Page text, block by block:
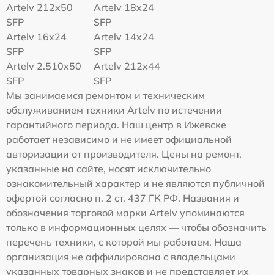
Artelv 212x50
SFP
Artelv 18x24
SFP
Artelv 16x24
SFP
Artelv 14x24
SFP
Artelv 2.510x50
SFP
Artelv 212x44
SFP
Мы занимаемся ремонтом и техническим
обслуживанием техники Artelv по истечении
гарантийного периода. Наш центр в Ижевске
работает независимо и не имеет официальной
авторизации от производителя. Цены на ремонт,
указанные на сайте, носят исключительно
ознакомительный характер и не являются публичной
офертой согласно п. 2 ст. 437 ГК РФ. Названия и
обозначения торговой марки Artelv упоминаются
только в информационных целях — чтобы обозначить
перечень техники, с которой мы работаем. Наша
организация не аффилирована с владельцами
указанных товарных знаков и не представляет их